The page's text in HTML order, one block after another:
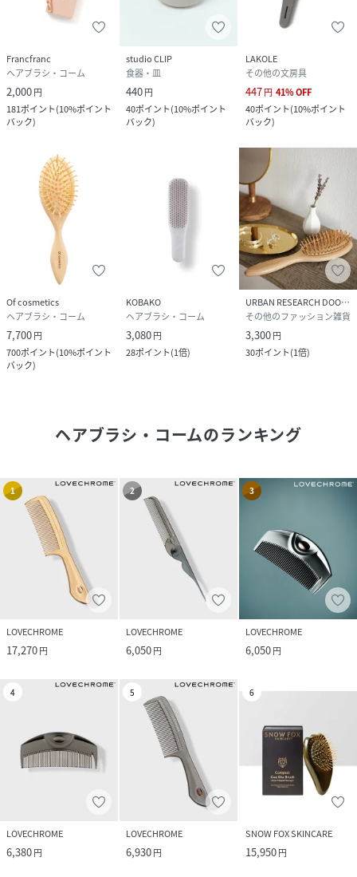
Francfranc
ヘアブラシ・コーム
2,000円
181ポイント(10%ポイント
バック)
studio CLIP
食器・皿
440円
40ポイント(10%ポイント
バック)
LAKOLE
その他の文房具
447円 41%OFF
40ポイント(10%ポイント
バック)
Of cosmetics
ヘアブラシ・コーム
7,700円
700ポイント(10%ポイント
バック)
KOBAKO
ヘアブラシ・コーム
3,080円
28ポイント(1倍)
URBAN RESEARCH DOORS
その他のファッション雑貨
3,300円
30ポイント(1倍)
ヘアブラシ・コームのランキング
1
LOVECHROME
17,270円
2
LOVECHROME
6,050円
3
LOVECHROME
6,050円
4
LOVECHROME
6,380円
5
LOVECHROME
6,930円
6
SNOW FOX SKINCARE
15,950円